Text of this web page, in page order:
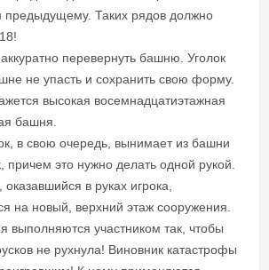
предыдущему. Таких рядов должно
перевернуть башню. Уголок
не упасть и сохранить свою форму.
высокая восемнадцатиэтажная
башня.
в свою очередь, вынимает из башни
причем это нужно делать одной рукой.
оказавшийся в руках игрока,
на новый, верхний этаж сооружения.
выполняются участником так, чтобы
не рухнула! Виновник катастрофы